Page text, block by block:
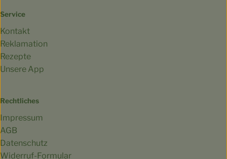
Service
Kontakt
Reklamation
Rezepte
Unsere App
Rechtliches
Impressum
AGB
Datenschutz
Widerruf-Formular